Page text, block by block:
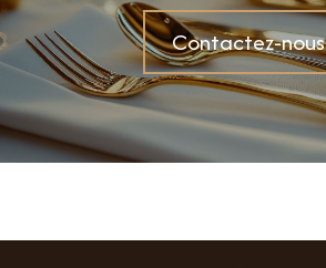
Contactez-nous